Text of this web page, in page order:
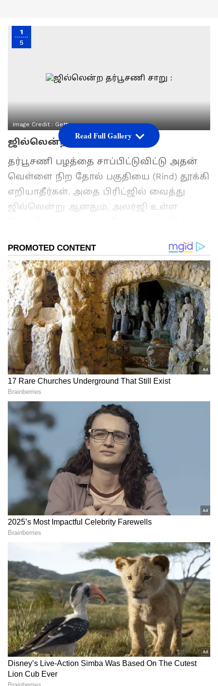
1
5
Image Credit : Getty
ஜில்லென்ற தர்பூசணி சாறு :
தர்பூசணி பழத்தை சாப்பிட்டுவிட்டு அதன்
வெள்ளை நிற தோல் பகுதியை (Rind) தூக்கி
எறியாதீர்கள். அதை பிரிட்ஜில் வைத்து
ஜில்லென்று ஆனதும், அலர்ஜி உள்ள
எரிச்சலை 2 நிமிடத்தில் அடக்கி,
குளிர்ச்சியைத் தரும்.
ஏசியாநெட் தமிழ்-ஐ உங்கள் முதன்மைத்
தேர்வாக்குங்கள்
5
Image Credit :Getty
கசகசா - பால் பேஸ்ட் :
ஒரு ஸ்பூன் கசகசாவை காய்ச்சாத குளிர்ந்த
பாலில் 10 நிமிடம் ஊற வைத்து, நன்றாக
அரைத்துக் கொள்ளுங்கள். இந்த விழுதை
அலர்ஜி, அரிப்பு உள்ள இடங்களில் தடவி 15
நிமிடம் கழித்துக் கழுவவும். கசகசா
Read Full Gallery